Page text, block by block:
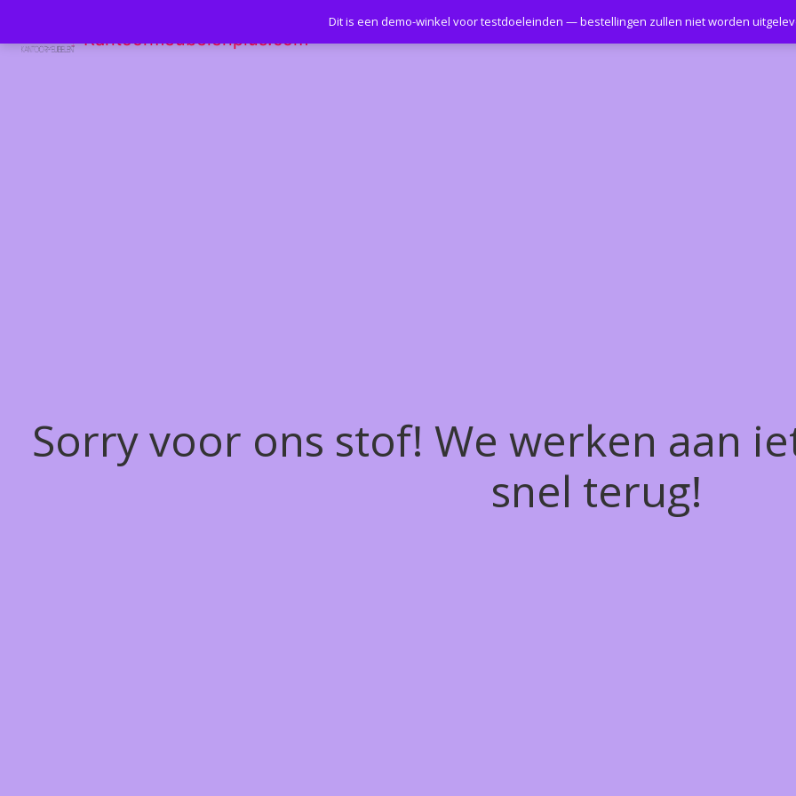
Kantoormeubelenplus.com
Sorry voor ons stof! We werken aan
snel terug!
Dit is een demo-winkel voor testdoeleinden — bestellingen zullen niet worden